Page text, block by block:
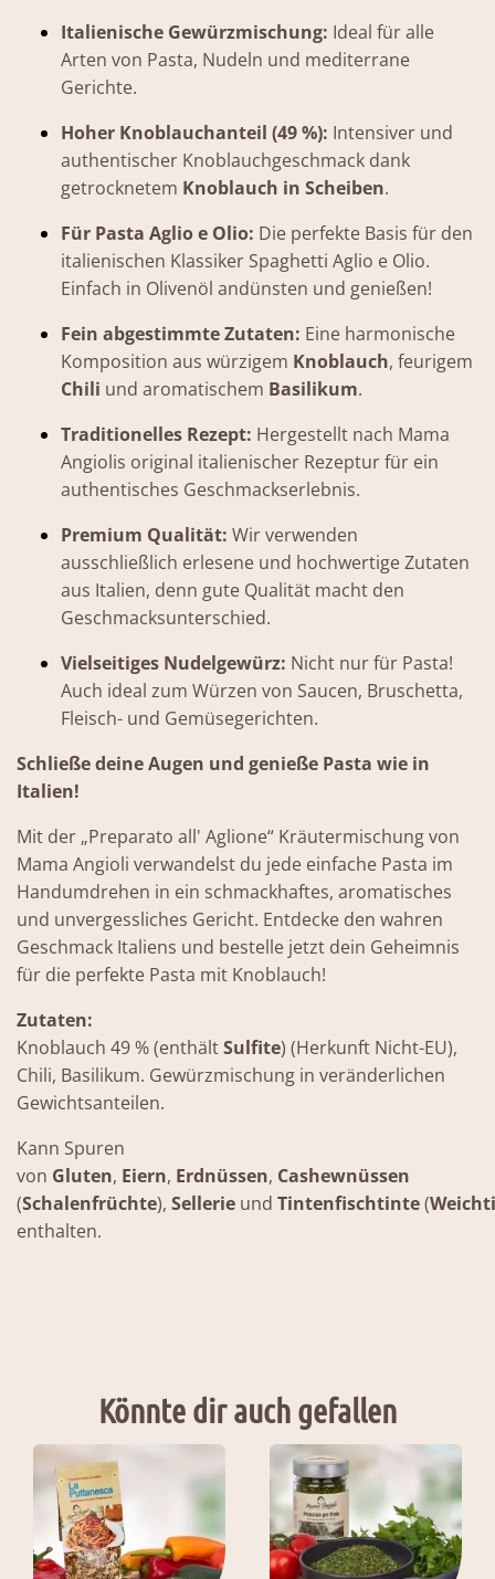
Italienische Gewürzmischung: Ideal für alle
Arten von Pasta, Nudeln und mediterrane
Gerichte.
Hoher Knoblauchanteil (49 %): Intensiver und
authentischer Knoblauchgeschmack dank
getrocknetem Knoblauch in Scheiben.
Für Pasta Aglio e Olio: Die perfekte Basis für den
italienischen Klassiker Spaghetti Aglio e Olio.
Einfach in Olivenöl andünsten und genießen!
Fein abgestimmte Zutaten: Eine harmonische
Komposition aus würzigem Knoblauch, feurigem
Chili und aromatischem Basilikum.
Traditionelles Rezept: Hergestellt nach Mama
Angiolis original italienischer Rezeptur für ein
authentisches Geschmackserlebnis.
Premium Qualität: Wir verwenden
ausschließlich erlesene und hochwertige Zutaten
aus Italien, denn gute Qualität macht den
Geschmacksunterschied.
Vielseitiges Nudelgewürz: Nicht nur für Pasta!
Auch ideal zum Würzen von Saucen, Bruschetta,
Fleisch- und Gemüsegerichten.
Schließe deine Augen und genieße Pasta wie in
Italien!
Mit der „Preparato all' Aglione“ Kräutermischung von
Mama Angioli verwandelst du jede einfache Pasta im
Handumdrehen in ein schmackhaftes, aromatisches
und unvergessliches Gericht. Entdecke den wahren
Geschmack Italiens und bestelle jetzt dein Geheimnis
für die perfekte Pasta mit Knoblauch!
Zutaten:
Knoblauch 49 % (enthältSulfite) (Herkunft Nicht-EU),
Chili, Basilikum. Gewürzmischung in veränderlichen
Gewichtsanteilen.
Kann Spuren
von Gluten, Eiern, Erdnüssen, Cashewnüssen
(Schalenfrüchte), Sellerie und Tintenfischtinte(
enthalten.
Könnte dir auch gefallen